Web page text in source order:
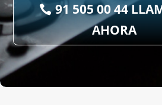
91 505 00 44
AHORA